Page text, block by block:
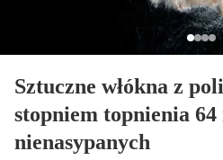
Sztuczne włókna z
stopniem topnienia
nienasypanych